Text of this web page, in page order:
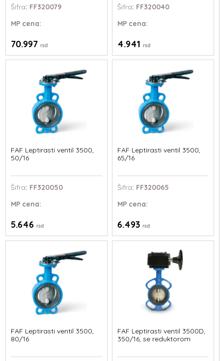
Šifra: FF320079
MP cena:
70.997rsd
Šifra: FF320040
MPcena:
4.941 rsd
FAF Leptirasti ventil 3500,
50/16
Šifra: FF320050
MP cena:
5.646rsd
FAF Leptirasti ventil 3500,
65/16
Šifra: FF320065
MPcena:
6.493 rsd
FAF Leptirasti ventil 3500,
80/16
FAF Leptirasti ventil 3500D,
350/16, se reduktorom